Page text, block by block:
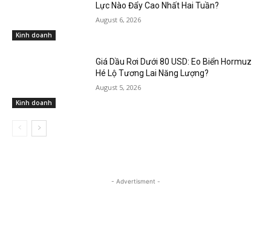
Kinh doanh
Lực Nào Đẩy Cao Nhất Hai Tuần?
August 6, 2026
Kinh doanh
Giá Dầu Rơi Dưới 80 USD: Eo Biển Hormuz
Hé Lộ Tương Lai Năng Lượng?
August 5, 2026
- Advertisment -